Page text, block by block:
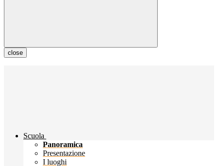
close
Scuola
Panoramica
Presentazione
I luoghi